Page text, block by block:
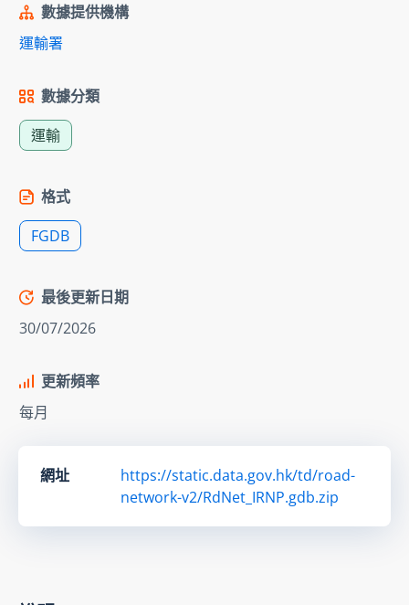
數據提供機構
運輸署
數據分類
運輸
格式
FGDB
最後更新日期
30/07/2026
更新頻率
每月
網址
https://static.data.gov.hk/td/road-
network-v2/RdNet_IRNP.gdb.zip